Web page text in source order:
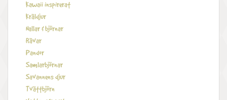
Kawaii inspirerat
Kräldjur
Nallar & björnar
Rävar
Pandor
Samlarbjörnar
Savannens djur
Tvättbjörn